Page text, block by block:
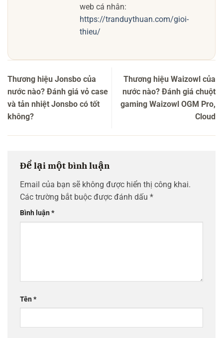
web cá nhân:
https://tranduythuan.com/gioi-
thieu/
Thương hiệu Jonsbo của
nước nào? Đánh giá vỏ case
và tản nhiệt Jonsbo có tốt
không?
Thương hiệu Waizowl của
nước nào? Đánh giá chuột
gaming Waizowl OGM Pro,
Cloud
Để lại một bình luận
Email của bạn sẽ không được hiển thị công khai.
Các trường bắt buộc được đánh dấu *
Bình luận*
Tên*